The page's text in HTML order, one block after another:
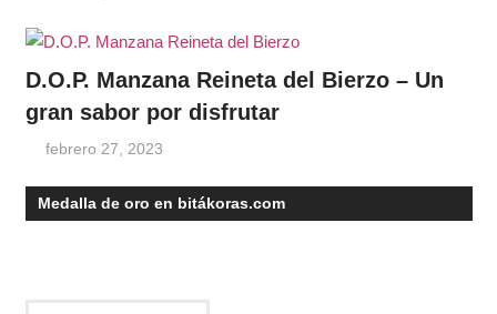
D.O.P. Manzana Reineta del Bierzo – Un
gran sabor por disfrutar
febrero 27, 2023
Medalla de oro en bitákoras.com